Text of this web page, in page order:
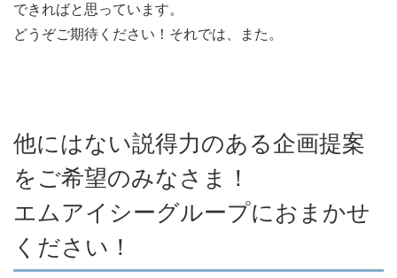
できればと思っています。
どうぞご期待ください！それでは、また。
他にはない説得力のある企画提案
をご希望のみなさま！
エムアイシーグループにおまかせ
ください！